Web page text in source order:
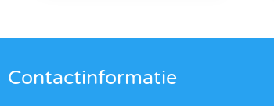
Contactinformatie